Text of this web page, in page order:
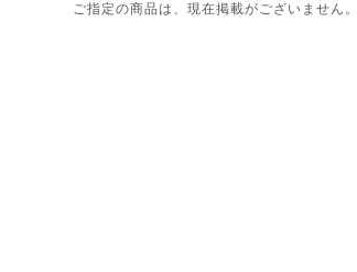
ご指定の商品は、現在掲載がございません